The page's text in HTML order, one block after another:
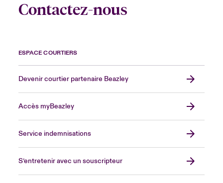
Contactez-nous
ESPACE COURTIERS
Devenir courtier partenaire Beazley
Accès myBeazley
Service indemnisations
S’entretenir avec un souscripteur